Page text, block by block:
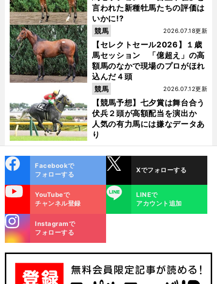
言われた新種牡馬たちの評価は
いかに!?
【セレクトセール2026】１歳
馬セッション 「億超え」の高
額馬のなかで現場のプロがほれ
込んだ４頭
2026.07.18更新
競馬
【競馬予想】七夕賞は舞台合う
伏兵２頭が高額配当を演出か
人気の有力馬には嫌なデータあ
り
2026.07.12更新
競馬
ok
Facebookで
フォローする
Xでフォローする
YouTubeで
チャンネル登録
LINE
LINEで
アカウント追加
m
Instagramで
フォローする